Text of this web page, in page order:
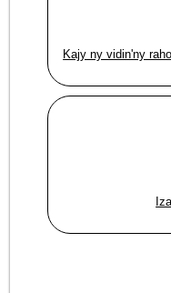
Kajy ny vidin'ny